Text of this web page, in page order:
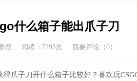
什么箱子能出爪子刀
理 阅读： 7293次 我要评论（0）
爪子刀开什么箱子比较好？喜欢玩